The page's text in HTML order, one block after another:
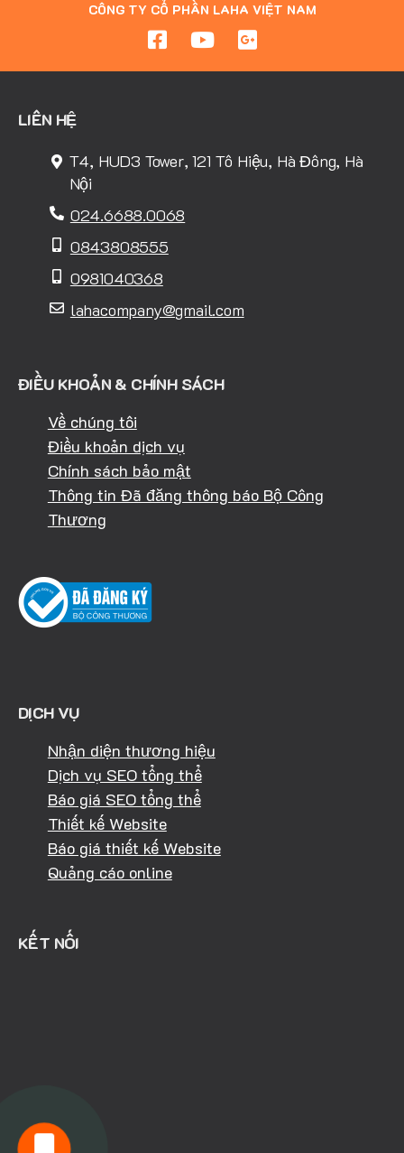
CÔNG TY CỔ PHẦN LAHA VIỆT NAM
LIÊN HỆ
T4, HUD3 Tower, 121 Tô Hiệu, Hà Đông, Hà
Nội
024.6688.0068
0843808555
0981040368
lahacompany@gmail.com
ĐIỀU KHOẢN & CHÍNH SÁCH
Về chúng tôi
Điều khoản dịch vụ
Chính sách bảo mật
Thông tin Đã đăng thông báo Bộ Công
Thương
DỊCH VỤ
Nhận diện thương hiệu
Dịch vụ SEO tổng thể
Báo giá SEO tổng thể
Thiết kế Website
Báo giá thiết kế Website
Quảng cáo online
KẾT NỐI
HOTLINE: 0981.040.368